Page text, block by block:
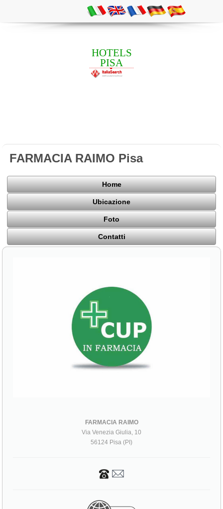
HOTELS
PISA
FARMACIA RAIMO Pisa
Home
Ubicazione
Foto
Contatti
FARMACIA RAIMO
Via Venezia Giulia, 10
56124 Pisa (PI)